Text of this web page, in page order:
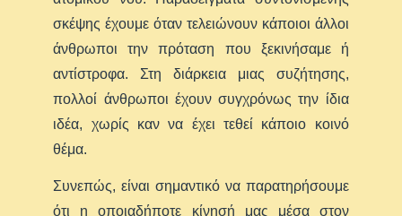
σκέψης έχουμε όταν τελειώνουν κάποιοι άλλοι
άνθρωποι την πρόταση που ξεκινήσαμε ή
αντίστροφα. Στη διάρκεια μιας συζήτησης,
πολλοί άνθρωποι έχουν συγχρόνως την ίδια
ιδέα, χωρίς καν να έχει τεθεί κάποιο κοινό
θέμα.
Συνεπώς, είναι σημαντικό να παρατηρήσουμε
ότι η οποιαδήποτε κίνησή μας μέσα στον